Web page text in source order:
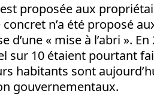
proposée aux
n’a été proposé
d’une « mise à l’abri ».
sur 10 étaient pourtant
habitants sont
gouvernementaux.